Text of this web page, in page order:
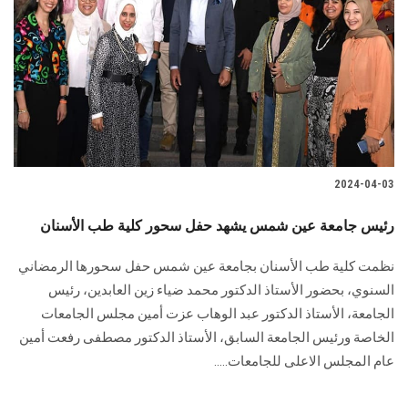
2024-04-03
رئيس جامعة عين شمس يشهد حفل سحور كلية طب الأسنان
نظمت كلية طب الأسنان بجامعة عين شمس حفل سحورها الرمضاني
السنوي، بحضور الأستاذ الدكتور محمد ضياء زين العابدين، رئيس
الجامعة، الأستاذ الدكتور عبد الوهاب عزت أمين مجلس الجامعات
الخاصة ورئيس الجامعة السابق، الأستاذ الدكتور مصطفى رفعت أمين
عام المجلس الاعلى للجامعات.....